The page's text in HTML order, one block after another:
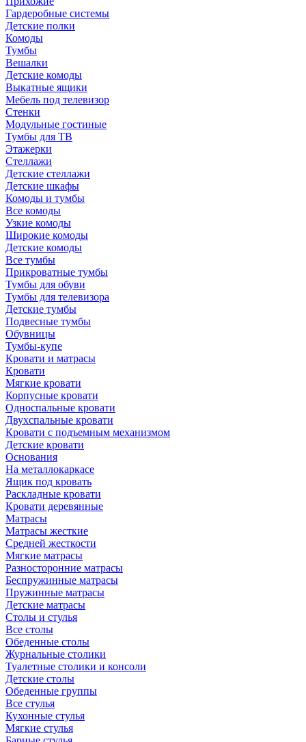
Гардеробные системы
Детские полки
Комоды
Тумбы
Вешалки
Детские комоды
Выкатные ящики
Мебель под телевизор
Стенки
Модульные гостиные
Тумбы для ТВ
Этажерки
Стеллажи
Детские стеллажи
Детские шкафы
Комоды и тумбы
Все комоды
Узкие комоды
Широкие комоды
Детские комоды
Все тумбы
Прикроватные тумбы
Тумбы для обуви
Тумбы для телевизора
Детские тумбы
Подвесные тумбы
Обувницы
Тумбы-купе
Кровати и матрасы
Кровати
Мягкие кровати
Корпусные кровати
Односпальные кровати
Двухспальные кровати
Кровати с подъемным механизмом
Детские кровати
Основания
На металлокаркасе
Ящик под кровать
Раскладные кровати
Кровати деревянные
Матрасы
Матрасы жесткие
Средней жесткости
Мягкие матрасы
Разносторонние матрасы
Беспружинные матрасы
Пружинные матрасы
Детские матрасы
Столы и стулья
Все столы
Обеденные столы
Журнальные столики
Туалетные столики и консоли
Детские столы
Обеденные группы
Все стулья
Кухонные стулья
Мягкие стулья